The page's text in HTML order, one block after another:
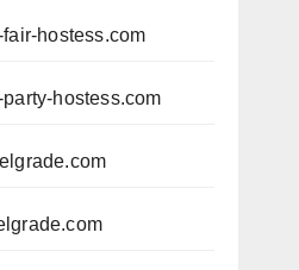
hostess.com
hostess.com